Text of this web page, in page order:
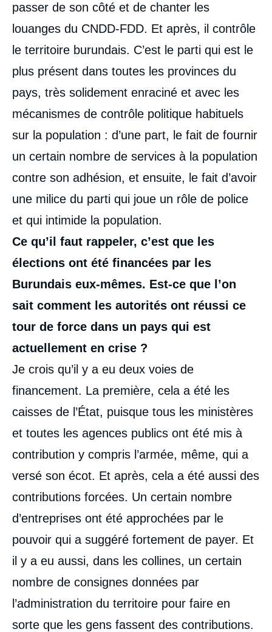
passer de son côté et de chanter les
louanges du CNDD-FDD. Et après, il contrôle
le territoire burundais. C’est le parti qui est le
plus présent dans toutes les provinces du
pays, très solidement enraciné et avec les
mécanismes de contrôle politique habituels
sur la population : d’une part, le fait de fournir
un certain nombre de services à la population
contre son adhésion, et ensuite, le fait d’avoir
une milice du parti qui joue un rôle de police
et qui intimide la population.
Ce qu’il faut rappeler, c’est que les
élections ont été financées par les
Burundais eux-mêmes. Est-ce que l’on
sait comment les autorités ont réussi ce
tour de force dans un pays qui est
actuellement en crise ?
Je crois qu’il y a eu deux voies de
financement. La première, cela a été les
caisses de l’État, puisque tous les ministères
et toutes les agences publics ont été mis à
contribution y compris l’armée, même, qui a
versé son écot. Et après, cela a été aussi des
contributions forcées. Un certain nombre
d’entreprises ont été approchées par le
pouvoir qui a suggéré fortement de payer. Et
il y a eu aussi, dans les collines, un certain
nombre de consignes données par
l’administration du territoire pour faire en
sorte que les gens fassent des contributions.